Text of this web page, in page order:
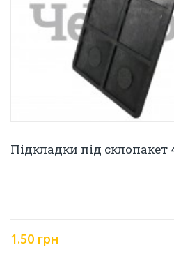
Підкладки під
1.50 грн